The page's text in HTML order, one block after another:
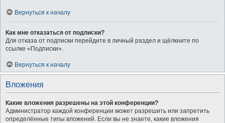
Вернуться к началу
Как мне отказаться от подписки?
Для отказа от подписки перейдите в личный раздел и щёлкните по
ссылке «Подписки».
Вернуться к началу
Вложения
Какие вложения разрешены на этой конференции?
Администратор каждой конференции может разрешить или запретить
определённые типы вложений. Если вы не знаете, какие вложения